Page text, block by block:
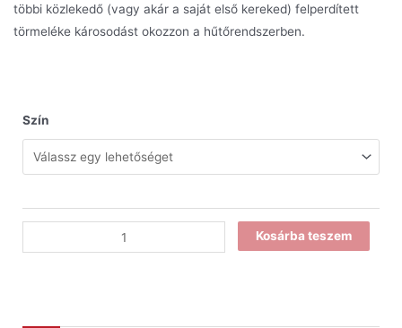
többi közlekedő (vagy akár a saját első kereked) felperdített
törmeléke károsodást okozzon a hűtőrendszerben.
Szín
Kosárba teszem